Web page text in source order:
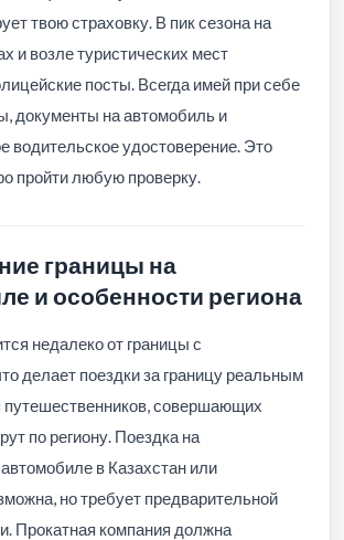
твою страховку. В пик сезона на
и возле туристических мест
посты. Всегда имей при себе
документы на автомобиль и
водительское удостоверение. Это
пройти любую проверку.
границы на
и особенности региона
недалеко от границы с
делает поездки за границу реальным
путешественников, совершающих
по региону. Поездка на
в Казахстан или
но требует предварительной
Прокатная компания должна